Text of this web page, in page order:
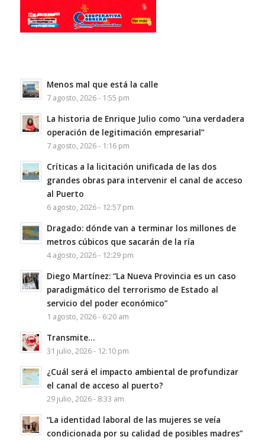
Menos mal que está la calle
7 agosto, 2026 - 1:55 pm
La historia de Enrique Julio como “una verdadera
operación de legitimación empresarial”
7 agosto, 2026 - 1:16 pm
Críticas a la licitación unificada de las dos
grandes obras para intervenir el canal de acceso
al Puerto
6 agosto, 2026 - 12:57 pm
Dragado: dónde van a terminar los millones de
metros cúbicos que sacarán de la ría
4 agosto, 2026 - 12:29 pm
Diego Martínez: “La Nueva Provincia es un caso
paradigmático del terrorismo de Estado al
servicio del poder económico”
1 agosto, 2026 - 6:20 am
Transmite…
31 julio, 2026 - 12:10 pm
¿Cuál será el impacto ambiental de profundizar
el canal de acceso al puerto?
29 julio, 2026 - 8:33 am
“La identidad laboral de las mujeres se veía
condicionada por su calidad de posibles madres”